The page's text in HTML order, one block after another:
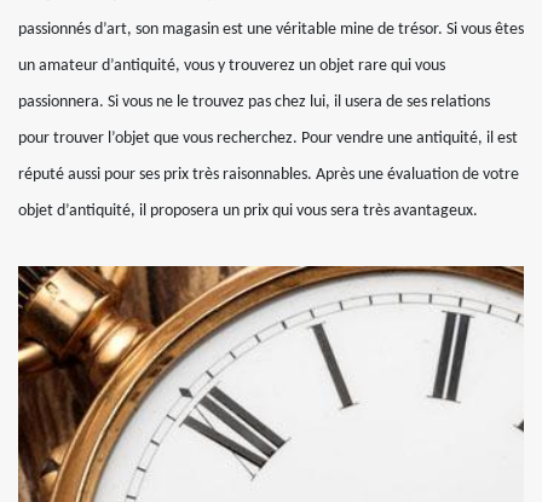
passionnés d’art, son magasin est une véritable mine de trésor. Si vous êtes
un amateur d’antiquité, vous y trouverez un objet rare qui vous
passionnera. Si vous ne le trouvez pas chez lui, il usera de ses relations
pour trouver l’objet que vous recherchez. Pour vendre une antiquité, il est
réputé aussi pour ses prix très raisonnables. Après une évaluation de votre
objet d’antiquité, il proposera un prix qui vous sera très avantageux.